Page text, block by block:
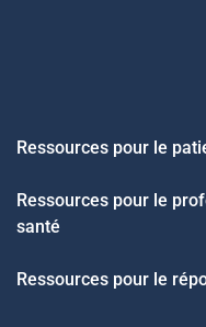
Ressources pour le
Ressources pour le
santé
Ressources pour le